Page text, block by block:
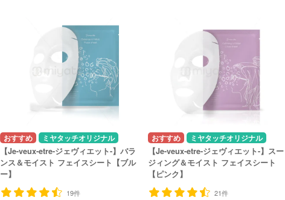
ミヤタッチオリジナル
【Je-veux-etre-ジェヴィエット-】バラ
ンス＆モイスト フェイスシート【ブル
ー】
19件
ミヤタッチオリジナル
【Je-veux-etre-ジェヴィエット-】スー
ジィング＆モイスト フェイスシート
【ピンク】
21件